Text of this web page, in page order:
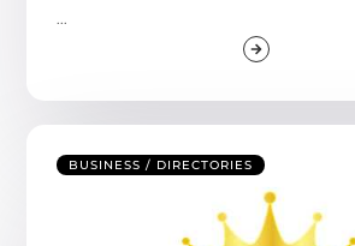
BUSINESS / DIRECTORIES